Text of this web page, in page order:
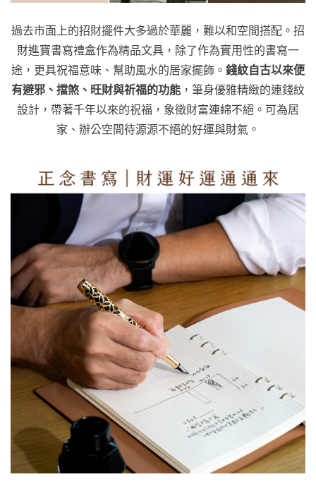
過去市面上的招財擺件大多過於華麗，難以和空間搭配。招
財進寶書寫禮盒作為精品文具，除了作為實用性的書寫一
途，更具祝福意味、幫助風水的居家擺飾。 錢紋自古以來便
有避邪、擋煞、旺財與祈福的功能 ，筆身優雅精緻的連錢紋
設計，帶著千年以來的祝福，象徵財富連綿不絕。可為居
家、辦公空間待源源不絕的好運與財氣。